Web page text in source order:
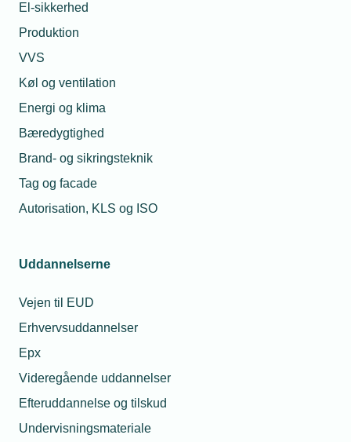
El-sikkerhed
Produktion
VVS
Køl og ventilation
Energi og klima
Bæredygtighed
Brand- og sikringsteknik
Tag og facade
Autorisation, KLS og ISO
Uddannelserne
Vejen til EUD
Erhvervsuddannelser
Epx
Videregående uddannelser
Efteruddannelse og tilskud
Undervisningsmateriale
mulige lønelementer.
Installationsoverenskomsten og HK-
Industrioverenskomsten.
HK-Installationsoverenskomsten gælder for
industrivirksomheder.
HK-
Installationsoverenskomsten
ingen traditionel lønbestemmelse, men slår
fast, at lønnen for den enkelte medarbejder
aftales mellem arbejdsgiver og medarbejder.